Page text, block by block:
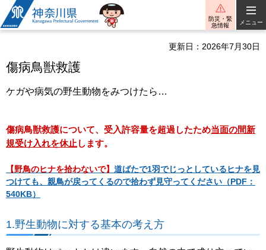
神奈川県
防災・緊
急情報
メニュー
更新日：2026年7月30日
傷病鳥獣救護
ケガや病気の野生動物をみつけたら…
傷病鳥獣救護について、受入許容量を超過したため当面の間新
規受け入れを休止 します。
【野鳥のヒナを拾わないで】 道ばたで1羽でじっとしているヒナを見
つけても、親鳥が戻ってくるので拾わず見守ってください （PDF：
540KB）
1.野生動物に対する基本の考え方